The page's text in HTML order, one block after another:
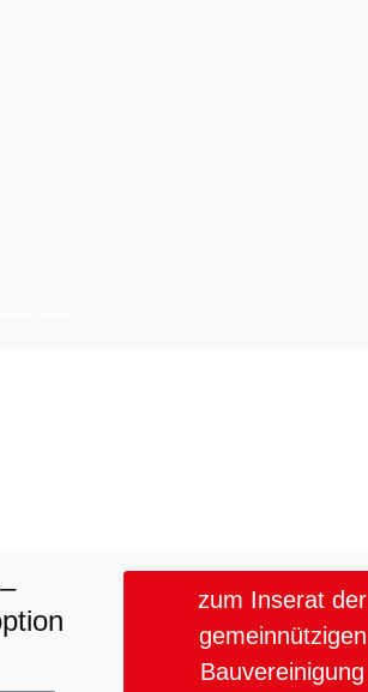
zum Inserat der
gemeinnützigen
Bauvereinigung